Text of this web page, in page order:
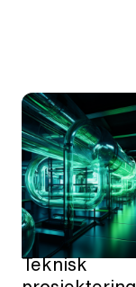
Teknisk